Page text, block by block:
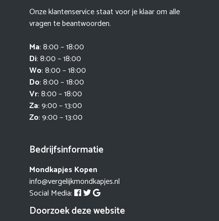
Onze klantenservice staat voor je klaar om alle
vragen te beantwoorden.
Ma: 8:00 – 18:00
Di: 8:00 – 18:00
Wo: 8:00 – 18:00
Do: 8:00 – 18:00
Vr: 8:00 – 18:00
Za: 9:00 – 13:00
Zo: 9:00 – 13:00
Bedrijfsinformatie
Mondkapjes Kopen
info@vergelijkmondkapjes.nl
Social Media:
Doorzoek deze website